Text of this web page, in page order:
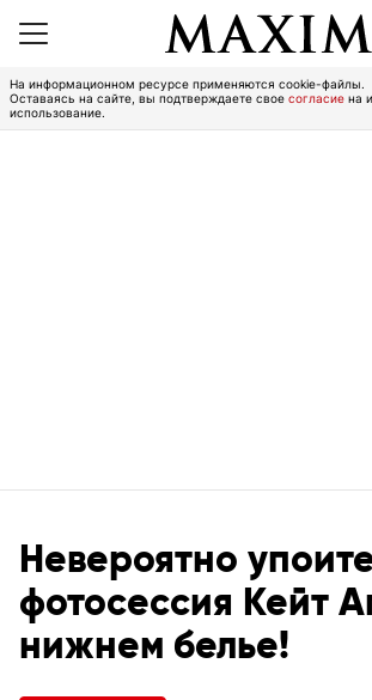
На информационном ресурсе применяются cookie-файлы.
Оставаясь на сайте, вы подтверждаете свое согласие на
использование.
Невероятно
фотосессия Кейт
нижнем белье!